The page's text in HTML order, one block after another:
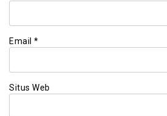
Email *
Situs Web